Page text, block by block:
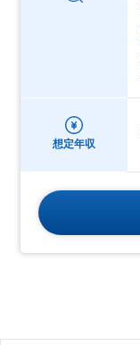
想定年収